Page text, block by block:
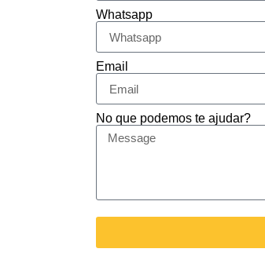
Whatsapp
Email
No que podemos te ajudar?